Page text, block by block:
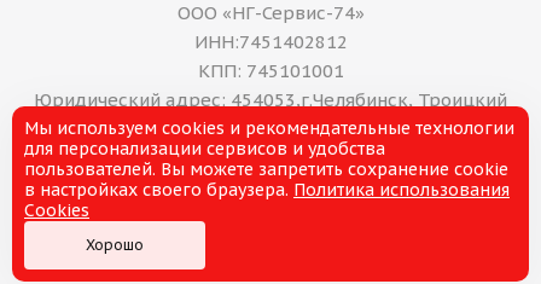
ООО «НГ-Сервис-74»
ИНН:7451402812
КПП: 745101001
Юридический адрес: 454053,г.Челябинск, Троицкий
тракт, дом 11 А, нежилое помещение 16
E-mail: office@ng-servis.ru
8(351)211-21-07
Мы используем cookies и рекомендательные технологии
для персонализации сервисов и удобства
пользователей. Вы можете запретить сохранение cookie
в настройках своего браузера. Политика использования
Cookies
Хорошо